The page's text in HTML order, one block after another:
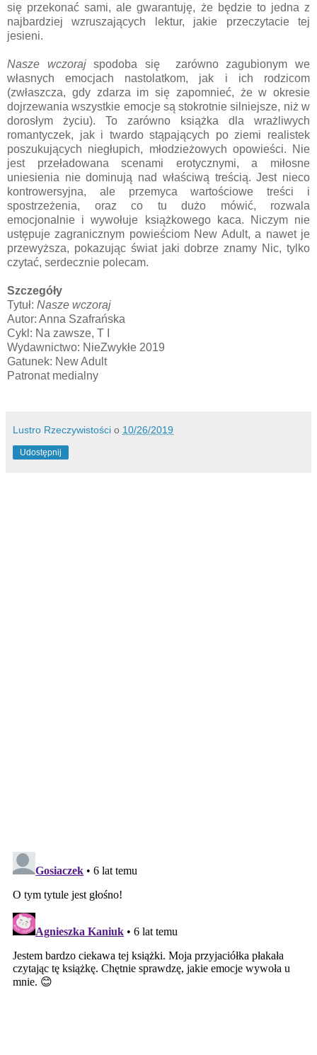
się przekonać sami, ale gwarantuję, że będzie to jedna z
najbardziej wzruszających lektur, jakie przeczytacie tej
jesieni.
Nasze wczorajspodoba się zarówno zagubionym we
własnych emocjach nastolatkom, jak i ich rodzicom
(zwłaszcza, gdy zdarza im się zapomnieć, że w okresie
dojrzewania wszystkie emocje są stokrotnie silniejsze, niż w
dorosłym życiu). To zarówno książka dla wrażliwych
romantyczek, jak i twardo stąpających po ziemi realistek
poszukujących niegłupich, młodzieżowych opowieści. Nie
jest przeładowana scenami erotycznymi, a miłosne
uniesienia nie dominują nad właściwą treścią. Jest nieco
kontrowersyjna, ale przemyca wartościowe treści i
spostrzeżenia, oraz co tu dużo mówić, rozwala
emocjonalnie i wywołuje książkowego kaca. Niczym nie
ustępuje zagranicznym powieściom New Adult, a nawet je
przewyższa, pokazując świat jaki dobrze znamy Nic, tylko
czytać, serdecznie polecam.
Szczegóły
Tytuł: Nasze wczoraj
Autor: Anna Szafrańska
Cykl: Na zawsze, T I
Wydawnictwo: NieZwykłe 2019
Gatunek: New Adult
Patronat medialny
Lustro Rzeczywistości o 10/26/2019
Udostępnij